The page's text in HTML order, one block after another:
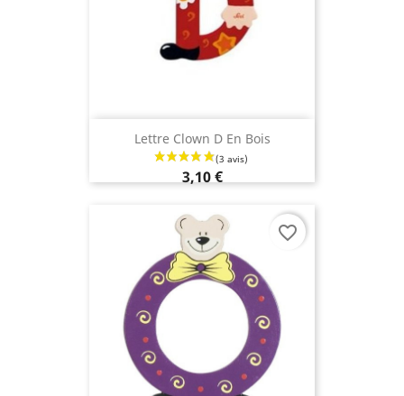
Lettre Clown D En Bois
3,10 €
favorite_border